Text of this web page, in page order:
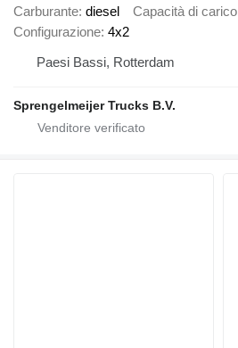
Carburante diesel Capacità di carico
Configurazione 4x2
Paesi Bassi, Rotterdam
Sprengelmeijer Trucks B.V.